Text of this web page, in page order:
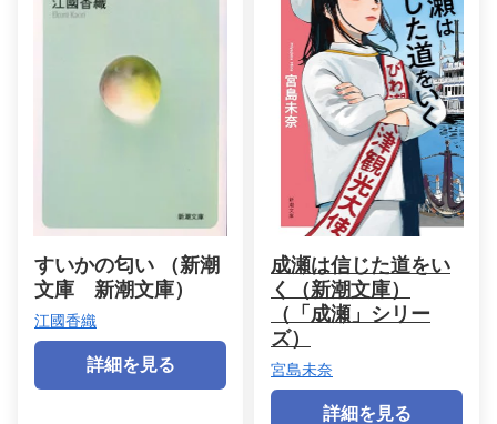
すいかの匂い （新潮
文庫 新潮文庫）
江國香織
詳細を見る
成瀬は信じた道をい
く（新潮文庫）
（「成瀬」シリー
ズ）
宮島未奈
詳細を見る